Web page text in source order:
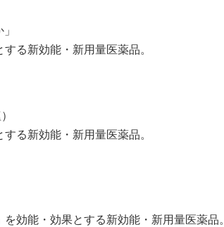
る新効能・新用量医薬品。
る新効能・新用量医薬品。
効能・効果とする新効能・新用量医薬品。